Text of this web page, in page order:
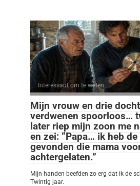
Interessant om te weten
Mijn vrouw en drie
verdwenen spoorloos…
later riep mijn zoon me
en zei: “Papa… ik heb
gevonden die mama
achtergelaten.”
Mijn handen beefden zo erg dat ik de
Twintig jaar.